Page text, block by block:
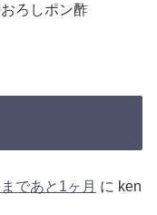
ろしポン酢
であと1ヶ月 に ken